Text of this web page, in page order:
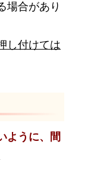
場合があり
し付けては
ように、間